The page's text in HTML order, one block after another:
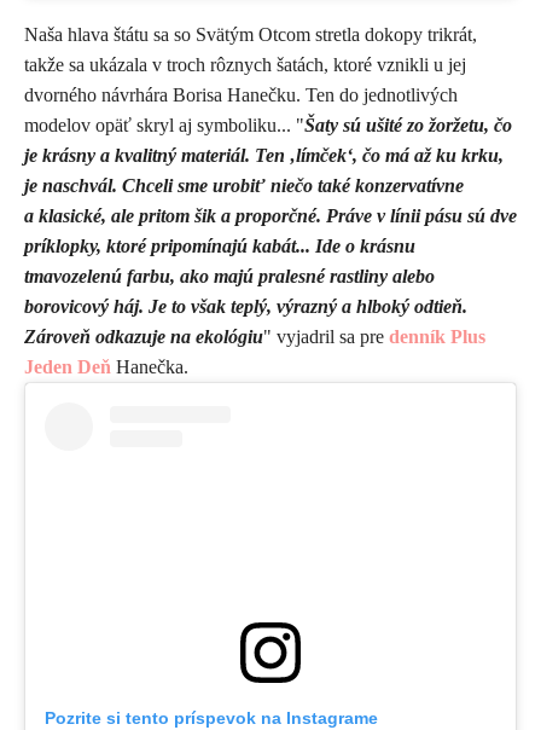
Naša hlava štátu sa so Svätým Otcom stretla dokopy trikrát,
takže sa ukázala v troch rôznych šatách, ktoré vznikli u jej
dvorného návrhára Borisa Hanečku. Ten do jednotlivých
modelov opäť skryl aj symboliku... "Šaty sú ušité zo žoržetu, čo
je krásny a kvalitný materiál. Ten ‚límček‘, čo má až ku krku,
je naschvál. Chceli sme urobiť niečo také konzervatívne
a klasické, ale pritom šik a proporčné. Práve v línii pásu sú dve
príklopky, ktoré pripomínajú kabát... Ide o krásnu
tmavozelenú farbu, ako majú pralesné rastliny alebo
borovicový háj. Je to však teplý, výrazný a hlboký odtieň.
Zároveň odkazuje na ekológiu" vyjadril sa pre denník Plus
Jeden Deň Hanečka.
Pozrite si tento príspevok na Instagrame